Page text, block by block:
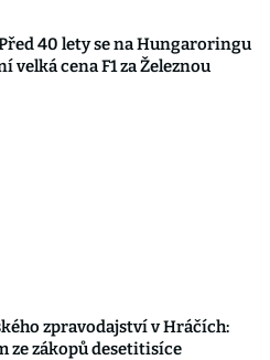
40 lety se na Hungaroringu
velká cena F1 za Železnou
zpravodajství v Hráčích:
ze zákopů desetitisíce